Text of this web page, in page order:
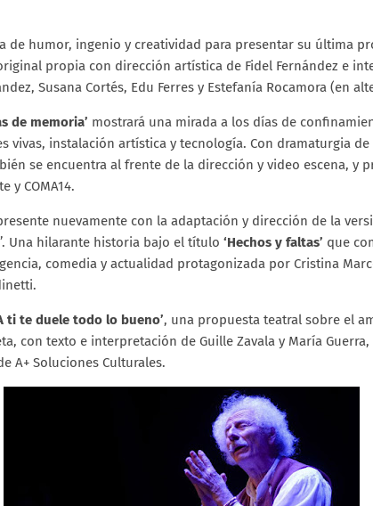
de humor, ingenio y creatividad para presentar su última
propia con dirección artística de Fidel Fernández e
Susana Cortés, Edu Ferres y Estefanía Rocamora (en
de memoria’ mostrará una mirada a los días de
vivas, instalación artística y tecnología. Con dramaturgia de
se encuentra al frente de la dirección y video escena, y
y COMA14.
nuevamente con la adaptación y dirección de la
Una hilarante historia bajo el título ‘Hechos y faltas’ que
comedia y actualidad protagonizada por Cristina
ti te duele todo lo bueno’, una propuesta teatral sobre el
con texto e interpretación de Guille Zavala y María
A+ Soluciones Culturales.